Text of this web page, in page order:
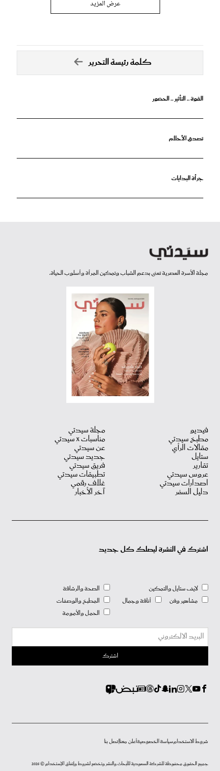
عرض المزيد
كلمة رئيسة التحرير
القوة .. التأثير .. الحضور
تصدق الأحلام
جرأة البدايات
مجلة الأسرة العصرية تعنى بدعم الشباب وتمكين المرأة وأسلوب الحياة.
فيديو
مطبخ سيدتي
مقالات الرأي
ستايل
تقارير
عروس سيدتي
اصدارات سيدتي
دليل السفر
مجلة سيدتي
مناسبات X سيدتي
عن سيدتي
جديد سيدتي
فريق سيدتي
تطبيقات سيدتي
غلاف رقمي
آخر الأخبار
اشترك في النشرة ليصلك كل جديد
لايف ستايل والتمكين
مشاهير وفن
أناقة وجمال
الصحة والرشاقة
المطبخ والوصفات
الحمل والأمومة
شروط الاستخدامسياسة الخصوصيةأعلن معناإتصل بنا
جميع الحقوق محفوظة للشركة السعودية للأبحاث والنشر وتخضع لشروط وإتفاق الإستخدام © 2026